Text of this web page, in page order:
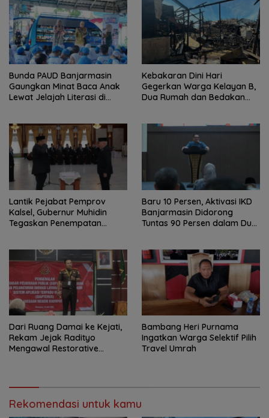
Bunda PAUD Banjarmasin
Gaungkan Minat Baca Anak
Lewat Jelajah Literasi di
Kebakaran Dini Hari
Gegerkan Warga Kelayan B,
Dua Rumah dan Bedakan
Lantik Pejabat Pemprov
Kalsel, Gubernur Muhidin
Tegaskan Penempatan
Baru 10 Persen, Aktivasi IKD
Banjarmasin Didorong
Tuntas 90 Persen dalam Dua
Dari Ruang Damai ke Kejati,
Rekam Jejak Radityo
Mengawal Restorative
Bambang Heri Purnama
Ingatkan Warga Selektif Pilih
Travel Umrah
Rekomendasi untuk kamu